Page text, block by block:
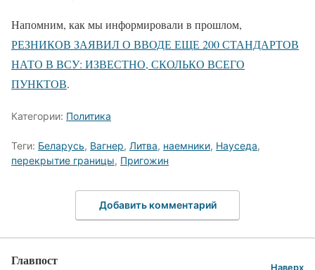
Напомним, как мы информировали в прошлом,
РЕЗНИКОВ ЗАЯВИЛ О ВВОДЕ ЕЩЕ 200 СТАНДАРТОВ
НАТО В ВСУ: ИЗВЕСТНО, СКОЛЬКО ВСЕГО
ПУНКТОВ.
Категории: Политика
Теги: Беларусь, Вагнер, Литва, наемники, Науседа,
перекрытие границы, Пригожин
Добавить комментарий
Главпост Наверх